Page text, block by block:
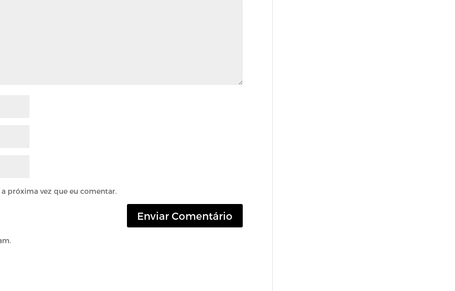
próxima vez que eu comentar.